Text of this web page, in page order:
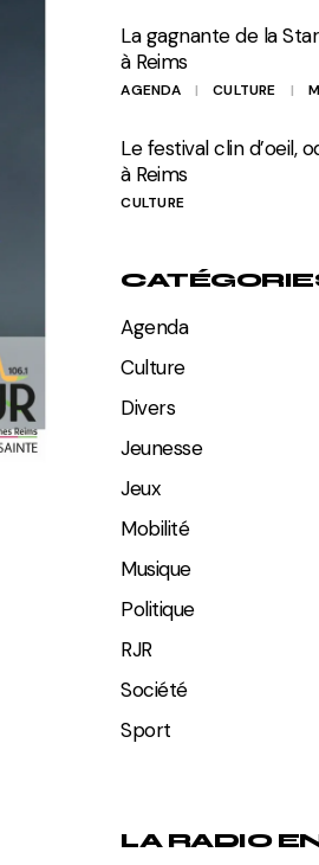
La gagnante de la
à Reims
AGENDA CULTURE
Le festival clin d’oeil,
à Reims
CULTURE
Agenda
Culture
Divers
Jeunesse
Jeux
Mobilité
Musique
Politique
RJR
Société
Sport
LA RADIO